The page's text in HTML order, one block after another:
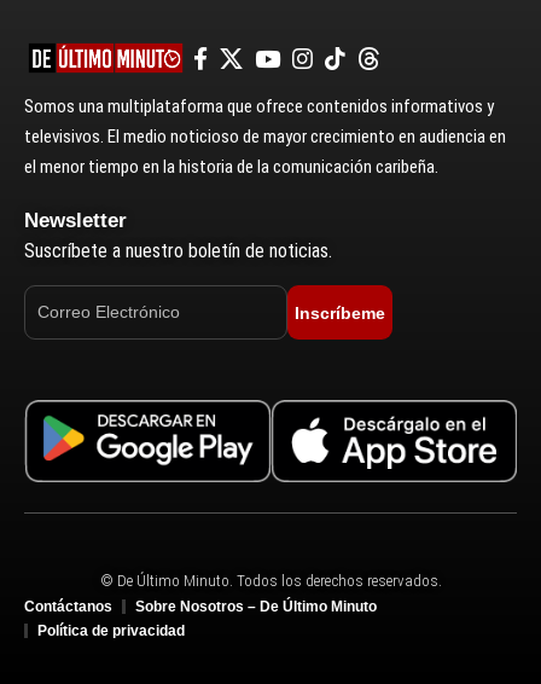
Somos una multiplataforma que ofrece contenidos informativos y
televisivos. El medio noticioso de mayor crecimiento en audiencia en
el menor tiempo en la historia de la comunicación caribeña.
Newsletter
Suscríbete a nuestro boletín de noticias.
Inscríbeme
© De Último Minuto. Todos los derechos reservados.
Contáctanos
Sobre Nosotros – De Último Minuto
Política de privacidad